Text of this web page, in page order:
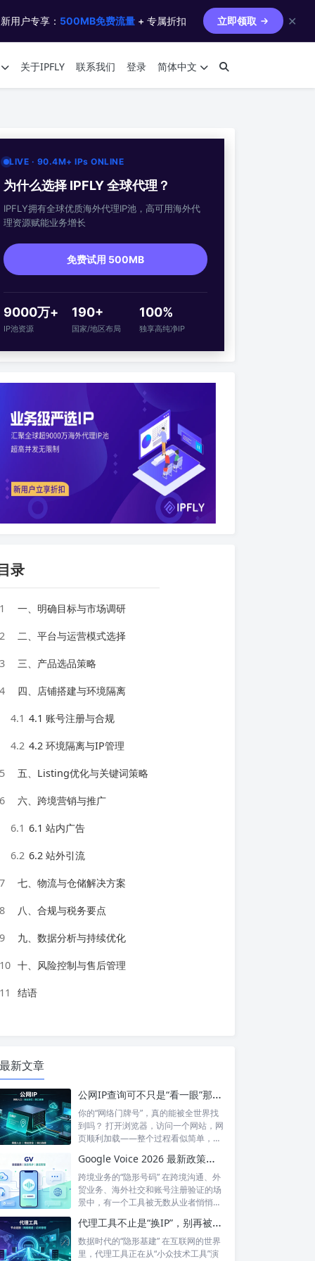
用户专享： 500MB免费流量 + 专属折扣 立即领取 ✕
关于IPFLY 联系我们 登录 简体中文
LIVE · 90.4M+ IPs ONLINE
为什么选择 IPFLY 全球代理？
IPFLY拥有全球优质海外代理IP池，高可用海外代
理资源赋能业务增长
免费试用 500MB
9000万+
IP池资源
190+
国家/地区布局
100%
独享高纯净IP
录
1 一、明确目标与市场调研
2 二、平台与运营模式选择
3 三、产品选品策略
4 四、店铺搭建与环境隔离
4.1 4.1 账号注册与合规
4.2 4.2 环境隔离与IP管理
5 五、Listing优化与关键词策略
6 六、跨境营销与推广
6.1 6.1 站内广告
6.2 6.2 站外引流
7 七、物流与仓储解决方案
8 八、合规与税务要点
9 九、数据分析与持续优化
10 十、风险控制与售后管理
11 结语
最新文章
公网IP查询可不只是“看一眼”那么简单！如何保护你的网络身份？
你的“网络门牌号”，真的能被全世界找
到吗？ 打开浏览器，访问一个网站，网
页顺利加载——整个过程看似简单，但
Google Voice 2026 最新政策解读：付费订阅、Gemini 纪要、实名认证——GV的变与不变
跨境业务的“隐形号码” 在跨境沟通、外
贸业务、海外社交和账号注册验证的场
景中，有一个工具被无数从业者悄悄使
代理工具不止是“换IP”，别再被“免费代理”骗了
数据时代的“隐形基建” 在互联网的世界
里，代理工具正在从“小众技术工具”演